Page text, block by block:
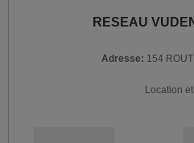
RESEAU
Adresse: 154
Location